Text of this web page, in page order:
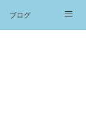
ブログ